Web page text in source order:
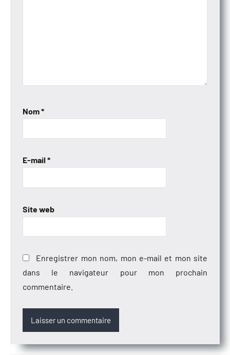
Nom*
E-mail *
Site web
Enregistrer mon nom, mon e-mail et mon site
dans le navigateur pour mon prochain
commentaire.